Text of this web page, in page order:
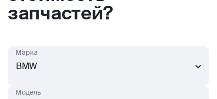
запчастей?
BMW
Марка
Модель